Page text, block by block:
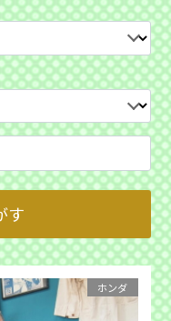
ホンダ